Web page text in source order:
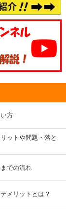
方
ットや問題・落と
での流れ
メリットとは？